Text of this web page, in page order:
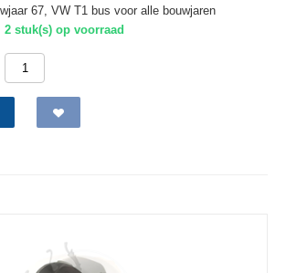
67, VW T1 bus voor alle bouwjaren
2 stuk(s) op voorraad